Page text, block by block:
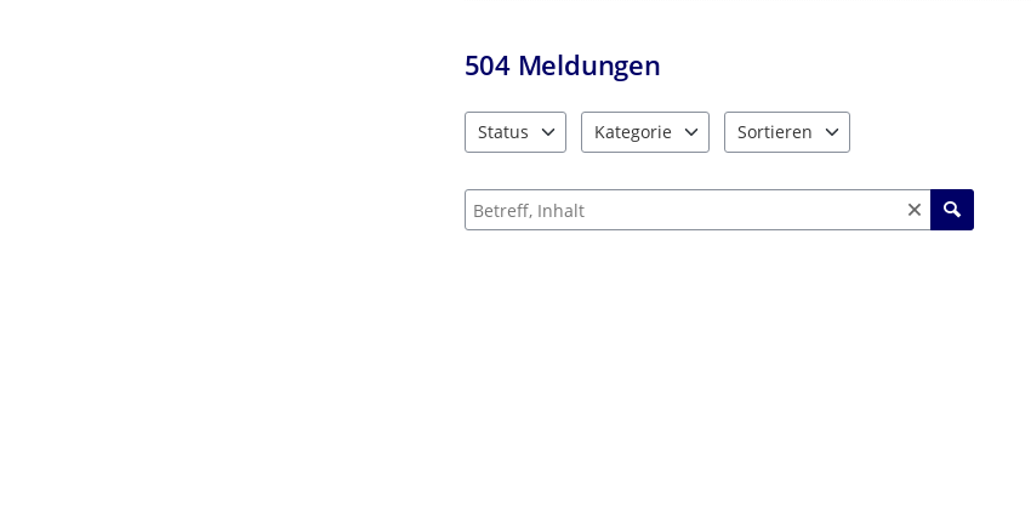
504 Meldungen
Status
Kategorie
Sortieren
Suche nach Meldungen und Kommentaren